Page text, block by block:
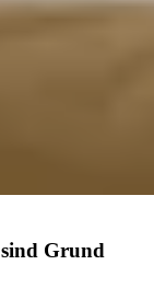
sind Grund